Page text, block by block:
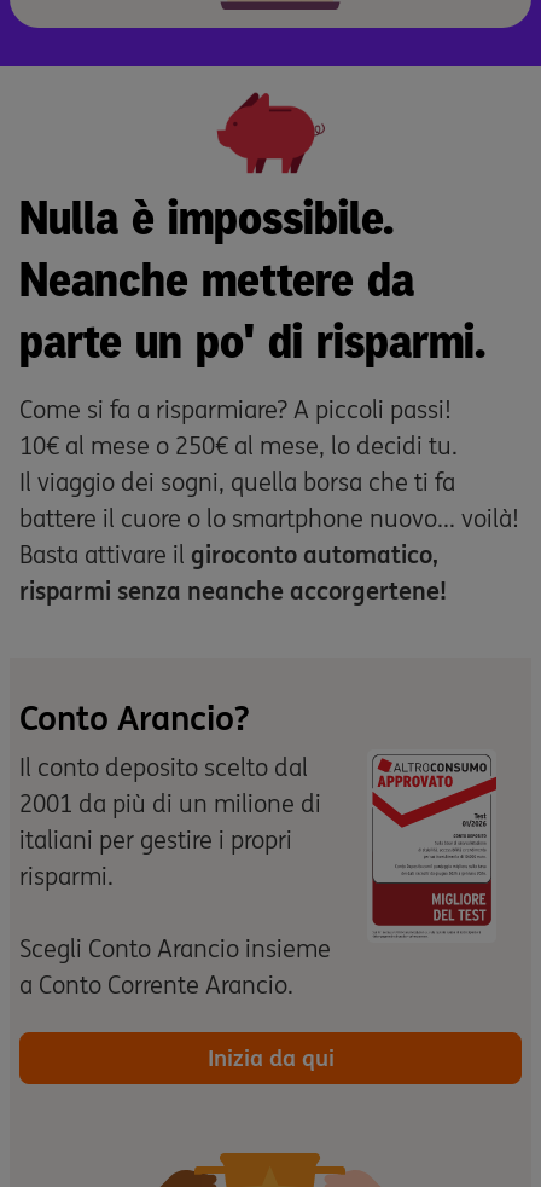
Nulla è impossibile.
Neanche mettere da
parte un po' di risparmi.
Come si fa a risparmiare? A piccoli passi!
10€ al mese o 250€ al mese, lo decidi tu.
Il viaggio dei sogni, quella borsa che ti fa
battere il cuore o lo smartphone nuovo... voilà!
Basta attivare il giroconto automatico,
risparmi senza neanche accorgertene!
Conto Arancio?
Il conto deposito scelto dal
2001 da più di un milione di
italiani per gestire i propri
risparmi.
Scegli Conto Arancio insieme
a Conto Corrente Arancio.
Inizia da qui